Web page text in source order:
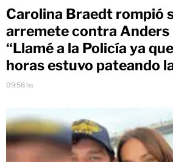
Carolina Braedt rompió
arremete contra Anders
“Llamé a la Policía ya
horas estuvo pateando
09:58 hs